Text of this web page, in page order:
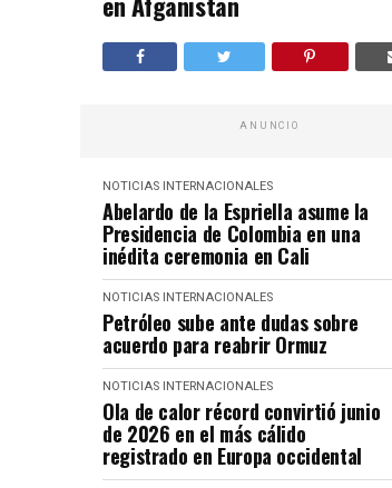
ANUNCIO
NOTICIAS INTERNACIONALES
Abelardo de la Espriella asume la
Presidencia de Colombia en una
inédita ceremonia en Cali
NOTICIAS INTERNACIONALES
Petróleo sube ante dudas sobre
acuerdo para reabrir Ormuz
NOTICIAS INTERNACIONALES
Ola de calor récord convirtió junio
de 2026 en el más cálido
registrado en Europa occidental